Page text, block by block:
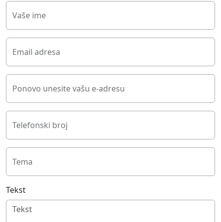
Vaše ime
Email adresa
Ponovo unesite vašu e-adresu
Telefonski broj
Tema
Tekst